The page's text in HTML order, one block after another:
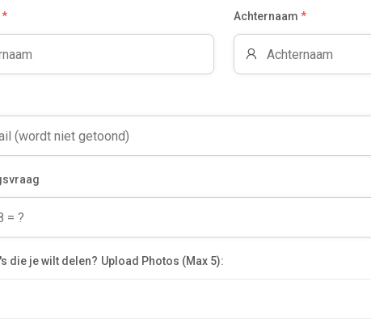
* Achternaam *
die je wilt delen? Upload Photos (Max 5):